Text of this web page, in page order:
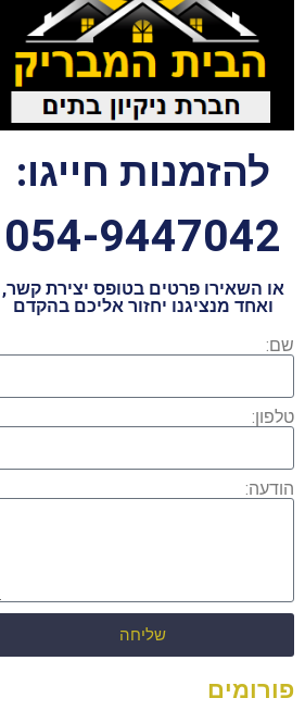
להזמנות חייגו:
054-9447042
או השאירו פרטים בטופס יצירת קשר,
ואחד מנציגנו יחזור אליכם בהקדם
שם:
טלפון:
הודעה:
שליחה
פורומים